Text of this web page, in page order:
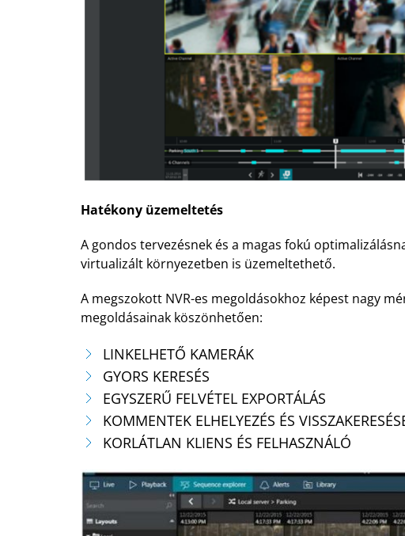
Hatékony üzemeltetés
A gondos tervezésnek és a magas fokú
virtualizált környezetben is üzemeltethető.
A megszokott NVR-es megoldásokhoz képest nagy
megoldásainak köszönhetően:
LINKELHETŐ KAMERÁK
GYORS KERESÉS
EGYSZERŰ FELVÉTEL EXPORTÁLÁS
KOMMENTEK ELHELYEZÉS ÉS
KORLÁTLAN KLIENS ÉS FELHASZNÁLÓ